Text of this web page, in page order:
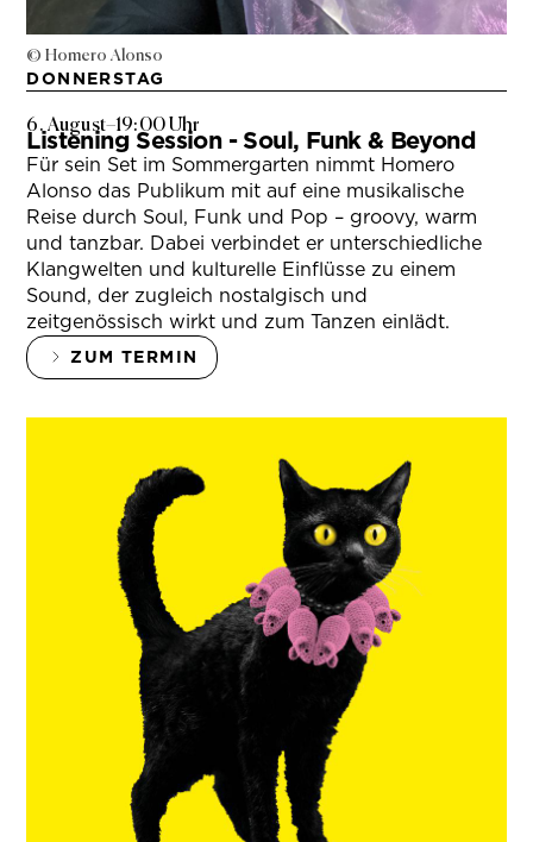
© Homero Alonso
DONNERSTAG
6. August–19:00 Uhr
Listening Session - Soul, Funk & Beyond
Für sein Set im Sommergarten nimmt Homero
Alonso das Publikum mit auf eine musikalische
Reise durch Soul, Funk und Pop – groovy, warm
und tanzbar. Dabei verbindet er unterschiedliche
Klangwelten und kulturelle Einflüsse zu einem
Sound, der zugleich nostalgisch und
zeitgenössisch wirkt und zum Tanzen einlädt.
ZUM TERMIN